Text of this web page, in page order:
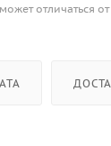
отличаться